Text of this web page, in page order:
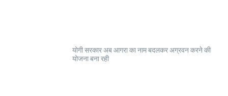
योगी सरकार अब आगरा का नाम बदलकर अग्रवन करने की
योजना बना रही